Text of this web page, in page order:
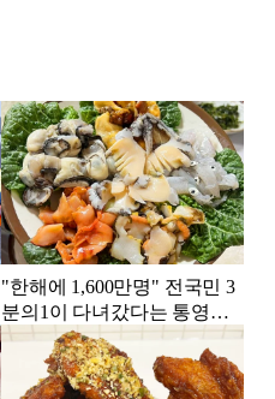
"한해에 1,600만명" 전국민 3
분의1이 다녀갔다는 통영의
맛집